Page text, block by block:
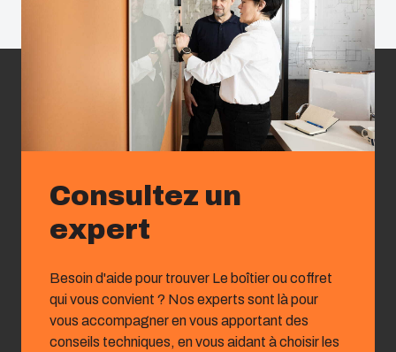
Consultez un
expert
Besoin d'aide pour trouver Le boîtier ou coffret
qui vous convient ? Nos experts sont là pour
vous accompagner en vous apportant des
conseils techniques, en vous aidant à choisir les